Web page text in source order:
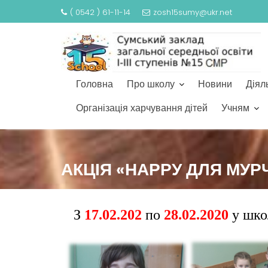
S
p
( 0542 ) 61-11-14 zosh15sumy@ukr.net
Головна Про школу Новини
Організація харчування дітей
Учням
АКЦІЯ «НАРРУ ДЛЯ
З 17.02.202по 28.02.2020 у